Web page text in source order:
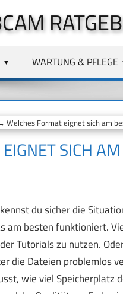
WARTUNG & PFLEGE
Welches Format eignet sich am
SICH
du sicher die
am besten funktioniert.
Tutorials zu nutzen.
die Dateien problemlos
wie viel Speicherplatz